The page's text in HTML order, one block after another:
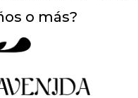
o más?